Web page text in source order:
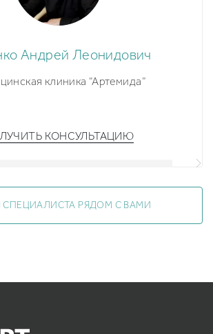
Андрей Леонидович
клиника “Артемида”
КОНСУЛЬТАЦИЮ
СПЕЦИАЛИСТА РЯДОМ С ВАМИ